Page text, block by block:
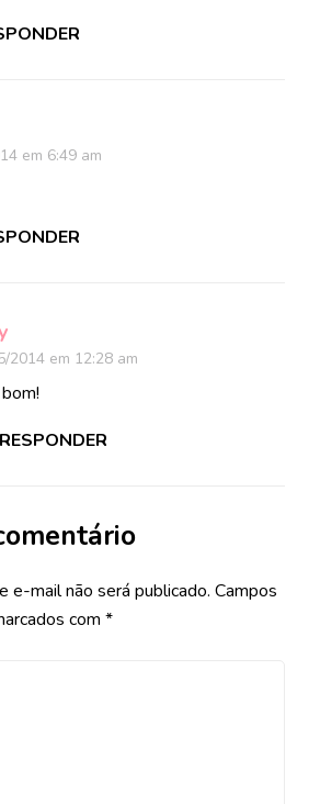
em 6:49 am
2014 em 12:28 am
RESPONDER
e-mail não será publicado. Campos
com *